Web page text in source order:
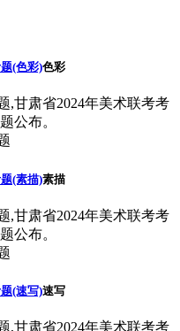
(色彩)色彩
,甘肃省2024年美术联考考
公布。
(素描)素描
,甘肃省2024年美术联考考
公布。
(速写)速写
,甘肃省2024年美术联考考